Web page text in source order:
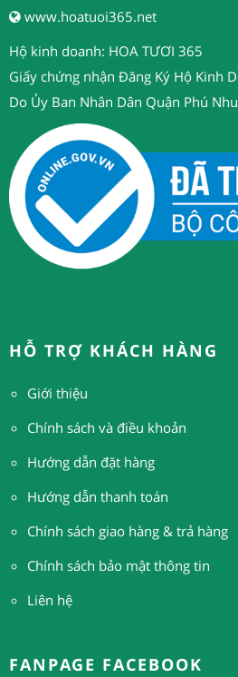
www.hoatuoi365.net
Hộ kinh doanh: HOA TƯƠI 365
Giấy chứng nhận Đăng Ký Hộ Kinh
Do Ủy Ban Nhân Dân Quận Phú
HỖ TRỢ KHÁCH HÀNG
Giới thiệu
Chính sách và điều khoản
Hướng dẫn đặt hàng
Hướng dẫn thanh toán
Chính sách giao hàng & trả hàng
Chính sách bảo mật thông tin
Liên hệ
FANPAGE FACEBOOK